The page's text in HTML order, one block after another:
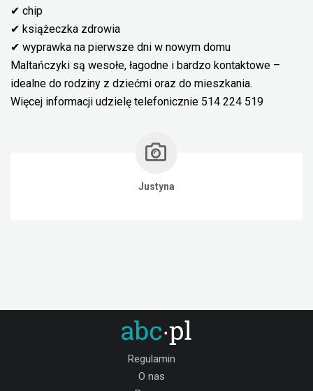
✔ chip
✔ książeczka zdrowia
✔ wyprawka na pierwsze dni w nowym domu
Maltańczyki są wesołe, łagodne i bardzo kontaktowe –
idealne do rodziny z dziećmi oraz do mieszkania.
Więcej informacji udzielę telefonicznie 514 224 519
Justyna
Regulamin
O nas